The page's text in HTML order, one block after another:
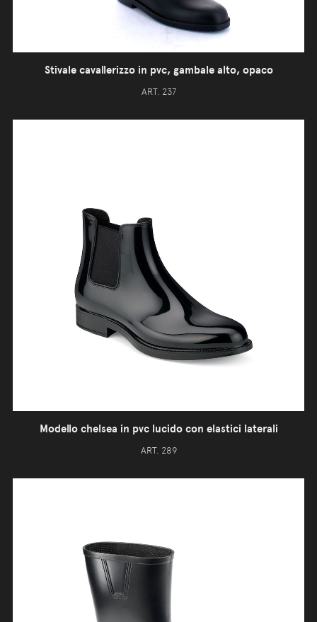
Stivale cavallerizzo in pvc, gambale alto, opaco
ART. 237
Modello chelsea in pvc lucido con elastici laterali
ART. 289